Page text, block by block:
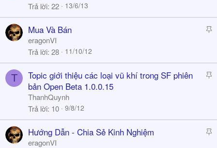
c
k
Trả lời 22 13/6/13
S
c
k
Mua Và Bán
eragonVI
Trả lời 28 11/10/12
T
S
k
y
Topic giới thiệu các loại vũ khí trong SF phiên
bản Open Beta 1.0.0.15
ThanhQuynh
Trả lời 10 9/8/12
S
Hướng Dẫn - Chia Sẻ Kinh Nghiệm
eragonVI